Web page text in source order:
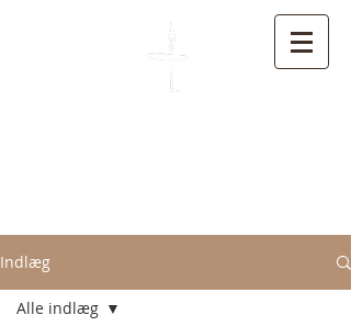
Indlæg
Alle indlæg